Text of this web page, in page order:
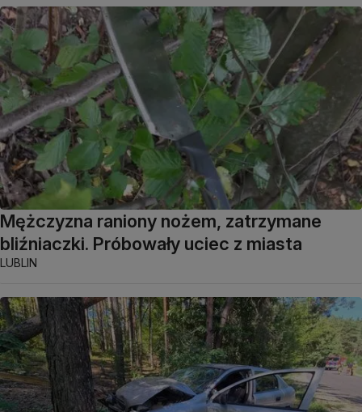
Mężczyzna raniony nożem, zatrzymane
bliźniaczki. Próbowały uciec z miasta
LUBLIN